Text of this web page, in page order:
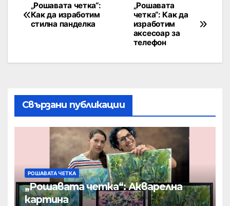
„Рошавата
четка“: Как да
изработим
аксесоар за
телефон
„Рошавата четка“:
Как да изработим
стилна панделка
Свързани публикации
РОШАВАТА ЧЕТКА
„Рошавата четка“: Акварелна
картина